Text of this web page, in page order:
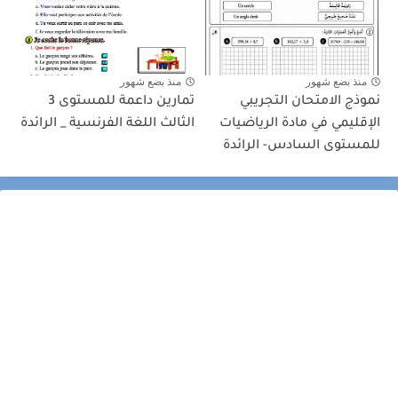
منذ بضع شهور
نموذج الامتحان التجريبي
الإقليمي في مادة الرياضيات
للمستوى السادس- الرائدة
منذ بضع شهور
تمارين داعمة للمستوى 3
الثالث اللغة الفرنسية _ الرائدة